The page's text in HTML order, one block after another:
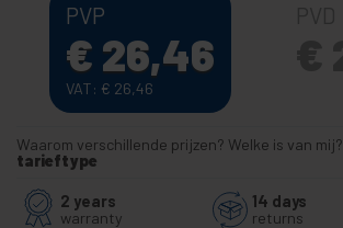
PVP
€ 26,46
VAT: € 26,46
Waarom verschillende prijzen? Welke is van mij?
tarieftype
2 years
warranty
14 days
returns